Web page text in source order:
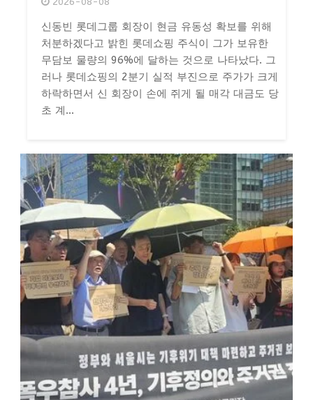
신동빈 롯데그룹 회장이 현금 유동성 확보를 위해
처분하겠다고 밝힌 롯데쇼핑 주식이 그가 보유한
무담보 물량의 96%에 달하는 것으로 나타났다. 그
러나 롯데쇼핑의 2분기 실적 부진으로 주가가 크게
하락하면서 신 회장이 손에 쥐게 될 매각 대금도 당
초 계...